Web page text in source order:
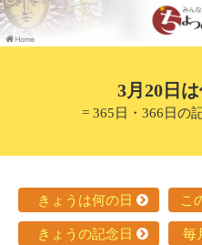
3月20日
= 365日・366日の
きょうは何の日 こ
きょうの記念日 毎